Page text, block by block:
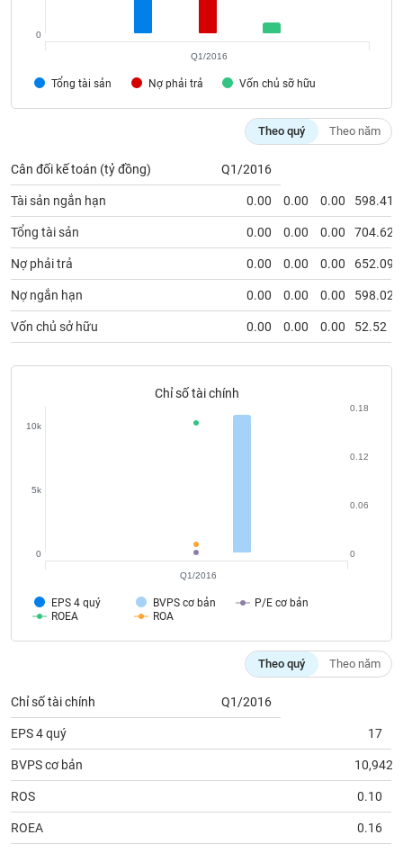
Tổng tài sản Nợ phải trả Vốn chủ sỡ hữu
0
Q1/2016
Theo quý Theo năm
Cân đối kế toán (tỷ đồng) Q1/2016
Tài sản ngắn hạn 0.00 0.00 0.00 598.41
Tổng tài sản 0.00 0.00 0.00 704.62
Nợ phải trả 0.00 0.00 0.00 652.09
Nợ ngắn hạn 0.00 0.00 0.00 598.02
Vốn chủ sở hữu 0.00 0.00 0.00 52.52
Chỉ số tài chính
EPS 4 quý BVPS cơ bản
P/E cơ bản
ROEA
ROA
0
5k
10k
0
0.06
0.12
0.18
Q1/2016
Theo quý Theo năm
Chỉ số tài chính Q1/2016
EPS 4 quý 17
BVPS cơ bản 10,942
ROS 0.10
ROEA 0.16
tạo
Sách
tài
chính
Công
chính